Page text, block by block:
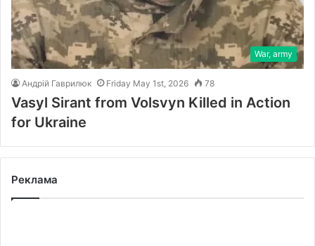
War, army
Андрій Гаврилюк Friday May 1st, 2026 78
Vasyl Sirant from Volsvyn Killed in Action
for Ukraine
Реклама